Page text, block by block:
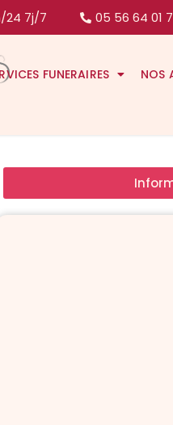
24 7j/7 05 56 64 01
FUNERAIRES NOS